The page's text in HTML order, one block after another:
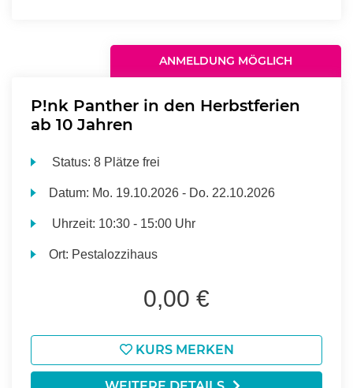
ANMELDUNG MÖGLICH
P!nk Panther in den Herbstferien
ab 10 Jahren
Status:8 Plätze frei
Datum: Mo. 19.10.2026 - Do. 22.10.2026
Uhrzeit: 10:30 - 15:00 Uhr
Ort: Pestalozzihaus
0,00 €
KURS MERKEN